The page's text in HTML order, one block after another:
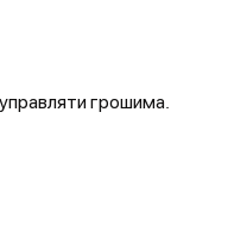
грошима.